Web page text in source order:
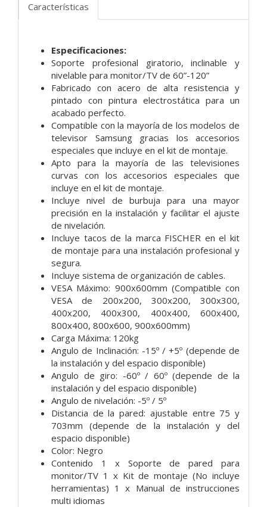
Características
Especificaciones:
Soporte profesional giratorio, inclinable y
nivelable para monitor/TV de 60”-120”
Fabricado con acero de alta resistencia y
pintado con pintura electrostática para un
acabado perfecto.
Compatible con la mayoría de los modelos de
televisor Samsung gracias los accesorios
especiales que incluye en el kit de montaje.
Apto para la mayoría de las televisiones
curvas con los accesorios especiales que
incluye en el kit de montaje.
Incluye nivel de burbuja para una mayor
precisión en la instalación y facilitar el ajuste
de nivelación.
Incluye tacos de la marca FISCHER en el kit
de montaje para una instalación profesional y
segura.
Incluye sistema de organización de cables.
VESA Máximo: 900x600mm (Compatible con
VESA de 200x200, 300x200, 300x300,
400x200, 400x300, 400x400, 600x400,
800x400, 800x600, 900x600mm)
Carga Máxima: 120kg
Angulo de Inclinación: -15º / +5º (depende de
la instalación y del espacio disponible)
Angulo de giro: -60º / 60º (depende de la
instalación y del espacio disponible)
Angulo de nivelación: -5º / 5º
Distancia de la pared: ajustable entre 75 y
703mm (depende de la instalación y del
espacio disponible)
Color: Negro
Contenido 1 x Soporte de pared para
monitor/TV 1 x Kit de montaje (No incluye
herramientas) 1 x Manual de instrucciones
multi idiomas